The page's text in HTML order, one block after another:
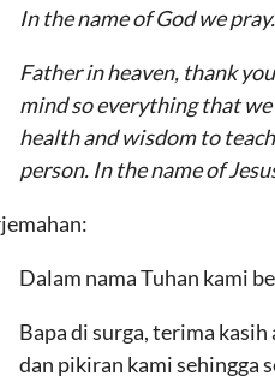
In the name of God we pray.
Father in heaven, thank
mind so everything that
health and wisdom to
person. In the name of
Dalam nama Tuhan kami
Bapa di surga, terima
dan pikiran kami sehingga